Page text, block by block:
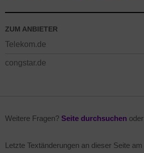
ZUM ANBIETER
Telekom.de
congstar.de
Weitere Fragen? Seite durchsuchen oder
Letzte Textänderungen an dieser Seite am